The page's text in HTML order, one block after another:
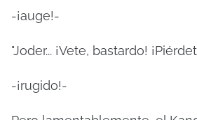
-¡auge!-
"Joder... ¡Vete, bastardo!
-¡rugido!-